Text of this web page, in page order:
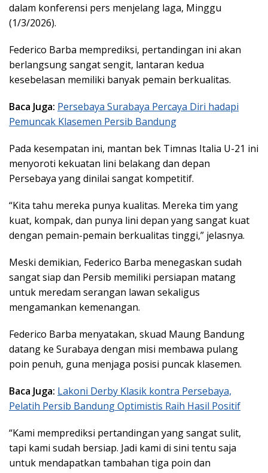
dalam konferensi pers menjelang laga, Minggu
(1/3/2026).
Federico Barba memprediksi, pertandingan ini akan
berlangsung sangat sengit, lantaran kedua
kesebelasan memiliki banyak pemain berkualitas.
Baca Juga: Persebaya Surabaya Percaya Diri hadapi
Pemuncak Klasemen Persib Bandung
Pada kesempatan ini, mantan bek Timnas Italia U-21 ini
menyoroti kekuatan lini belakang dan depan
Persebaya yang dinilai sangat kompetitif.
“Kita tahu mereka punya kualitas. Mereka tim yang
kuat, kompak, dan punya lini depan yang sangat kuat
dengan pemain-pemain berkualitas tinggi,” jelasnya.
Meski demikian, Federico Barba menegaskan sudah
sangat siap dan Persib memiliki persiapan matang
untuk meredam serangan lawan sekaligus
mengamankan kemenangan.
Federico Barba menyatakan, skuad Maung Bandung
datang ke Surabaya dengan misi membawa pulang
poin penuh, guna menjaga posisi puncak klasemen.
Baca Juga: Lakoni Derby Klasik kontra Persebaya,
Pelatih Persib Bandung Optimistis Raih Hasil Positif
“Kami memprediksi pertandingan yang sangat sulit,
tapi kami sudah bersiap. Jadi kami di sini tentu saja
untuk mendapatkan tambahan tiga poin dan